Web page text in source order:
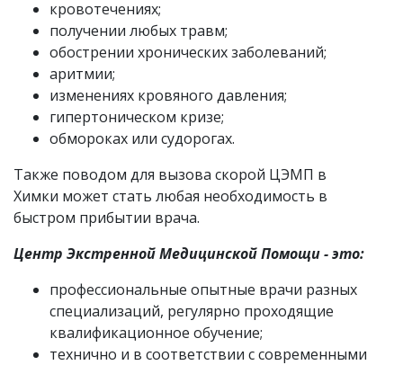
кровотечениях;
получении любых травм;
обострении хронических заболеваний;
аритмии;
изменениях кровяного давления;
гипертоническом кризе;
обмороках или судорогах.
Также поводом для вызова скорой ЦЭМП в
Химки может стать любая необходимость в
быстром прибытии врача.
Центр Экстренной Медицинской Помощи - это:
профессиональные опытные врачи разных
специализаций, регулярно проходящие
квалификационное обучение;
технично и в соответствии с современными